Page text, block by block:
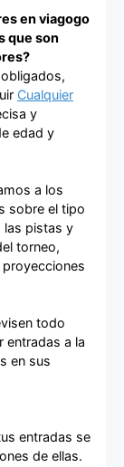
en viagogo
que son
Cualquier
y
edad y
a los
sobre el tipo
las pistas y
torneo,
todo
entradas a la
en sus
entradas se
de ellas.